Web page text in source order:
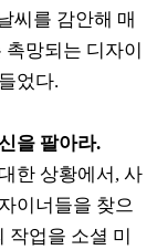
씨를 감안해 매
망되는 디자이
었다.
을 팔아라.
한 상황에서, 사
이너들을 찾으
작업을 소셜 미